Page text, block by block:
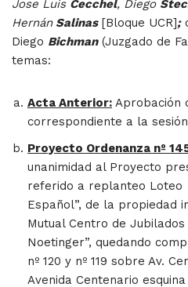
Jose Luis Cecchel, Diego
HernánSalinas[Bloque UCR];
Diego Bichman(Juzgado de
temas:
Acta Anterior: Aprobación
correspondiente a la
Proyecto Ordenanza nº
unanimidad al Proyecto
referido a replanteo Loteo
Español”, de la propiedad
Mutual Centro de
Noetinger”, quedando
nº 120 y nº 119 sobre Av.
Avenida Centenario